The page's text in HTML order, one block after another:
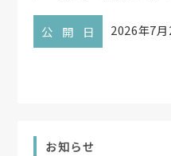
公開日 2026年7月
お知らせ